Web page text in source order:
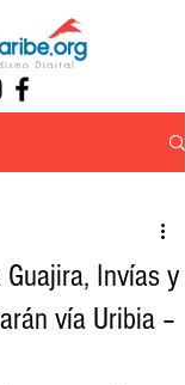
Guajira, Invías y
vía Uribia –